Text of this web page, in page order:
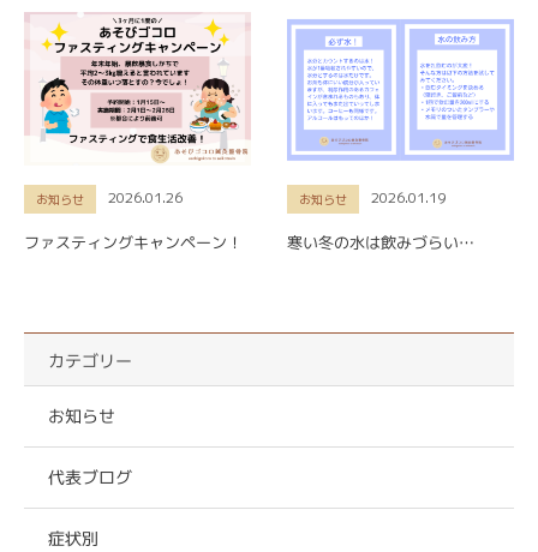
お知らせ 2026.01.26
ファスティングキャンペーン！
お知らせ 2026.01.19
寒い冬の水は飲みづらい…
カテゴリー
お知らせ
代表ブログ
症状別